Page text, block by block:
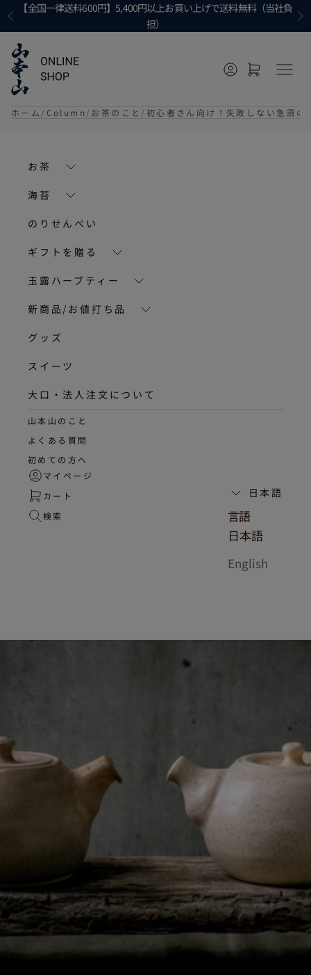
コンテンツへ移動
前へ
【全国一律送料600円】5,400円以上お買い上げで送料無料（当社負
担）
マイページに
カートを
メニ
ホーム Column お茶のこと 初心者さん向け！失敗しない急須の
お茶
海苔
のりせんべい
ギフトを贈る
玉露ハーブティー
新商品/お値打ち品
グッズ
スイーツ
大口・法人注文について
山本山のこと
よくある質問
初めての方へ
マイページ
カート
検索
日本語
言語
日本語
English